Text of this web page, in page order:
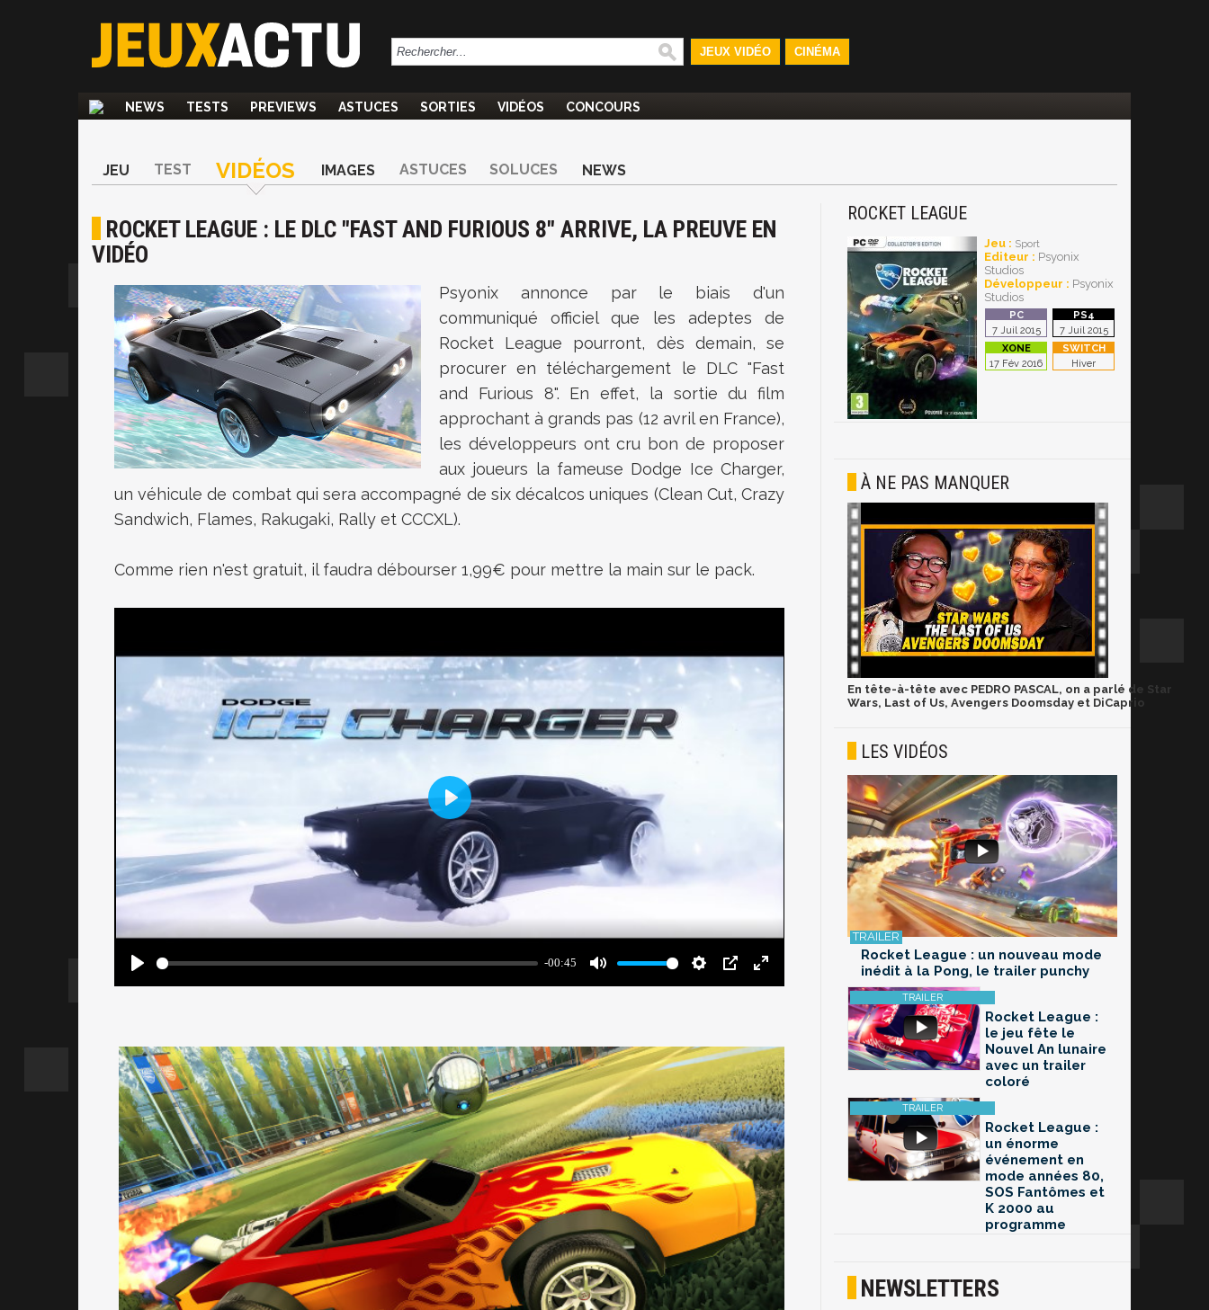
JEUX VIDÉO CINÉMA
NEWS TESTS PREVIEWS ASTUCES SORTIES VIDÉOS CONCOURS
JEU TEST VIDÉOS IMAGES ASTUCES SOLUCES NEWS
ROCKET LEAGUE : LE DLC "FAST AND FURIOUS 8" ARRIVE, LA PREUVE EN
VIDÉO
Psyonix annonce par le biais d'un
communiqué officiel que les adeptes de
Rocket League pourront, dès demain, se
procurer en téléchargement le DLC "Fast
and Furious 8". En effet, la sortie du film
approchant à grands pas (12 avril en France),
les développeurs ont cru bon de proposer
aux joueurs la fameuse Dodge Ice Charger,
un véhicule de combat qui sera accompagné de six décalcos uniques (Clean Cut, Crazy
Sandwich, Flames, Rakugaki, Rally et CCCXL).
Comme rien n'est gratuit, il faudra débourser 1,99€ pour mettre la main sur le pack.
ROCKET LEAGUE
Jeu : Sport
Editeur : Psyonix
Studios
Développeur : Psyonix
Studios
7 Juil 2015 7 Juil 2015
17 Fév 2016 Hiver
À NE PAS MANQUER
En tête-à-tête avec PEDRO PASCAL, on a parlé de Star
Wars, Last of Us, Avengers Doomsday et DiCaprio
LES VIDÉOS
Rocket League : un nouveau mode
inédit à la Pong, le trailer punchy
Rocket League :
le jeu fête le
Nouvel An lunaire
avec un trailer
coloré
Rocket League :
un énorme
événement en
mode années 80,
SOS Fantômes et
K 2000 au
programme
NEWSLETTERS